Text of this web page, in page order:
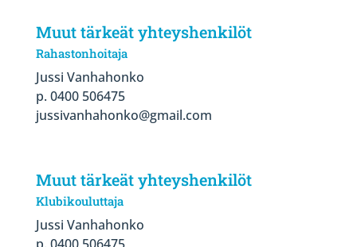
Muut tärkeät yhteyshenkilöt
Rahastonhoitaja
Jussi Vanhahonko
p. 0400 506475
jussivanhahonko@gmail.com
Muut tärkeät yhteyshenkilöt
Klubikouluttaja
Jussi Vanhahonko